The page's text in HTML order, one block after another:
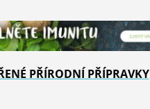
PŘÍRODNÍ PŘÍPRAVKY